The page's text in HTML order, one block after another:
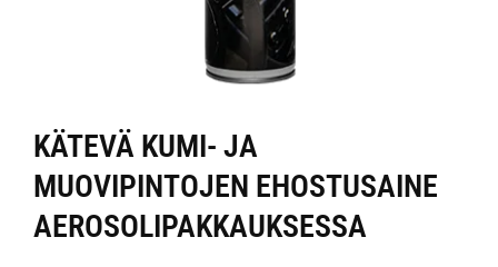
KÄTEVÄ KUMI- JA
MUOVIPINTOJEN EHOSTUSAINE
AEROSOLIPAKKAUKSESSA